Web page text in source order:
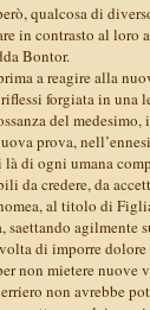
qualcosa di
in contrasto al loro
Bontor.
a reagire alla
forgiata in una
del
prova,
là di ogni umana
da credere, da
al titolo di
agilmente
di imporre
non mietere nuove
non avrebbe